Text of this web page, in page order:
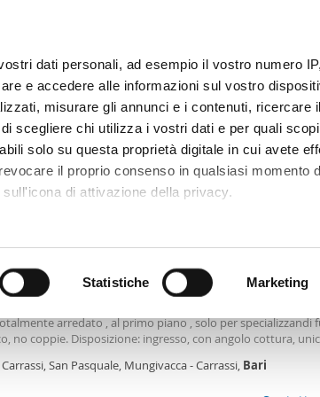
dati personali, ad esempio il vostro numero
e accedere alle informazioni sul vostro
misurare gli annunci e i contenuti, ricercare
scegliere chi utilizza i vostri dati e per quali
solo su questa proprietà digitale in cui avete
il proprio consenso in qualsiasi momento
di attivazione della privacy.
attivamente alla ricerca di caratteristiche
tuoi dati personali e imposta le tue preferenze
in qualsiasi momento dalla Dichiarazione
ed annunci, per fornire funzionalità dei
Statistiche Marketing
Superficie Locali Più filtri - 3
Ordine Mioaffitto
Bari
arredato , al primo piano , solo per specializzandi
no coppie. Disposizione: ingresso, con angolo cottura,
Si richiedono referenze e dimostrazione dei redditi,
San Pasquale, Mungivacca - Carrassi, Bari